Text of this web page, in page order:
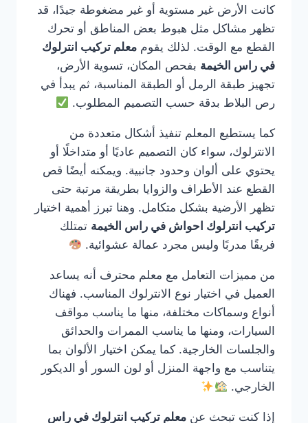
كانت الأرض غير مستوية أو غير مضغوطة جيدًا، قد
تظهر مشاكل مثل هبوط بعض المناطق أو تحرك
القطع مع الوقت. لذلك يقوم معلم تركيب انترلوك
في راس الخيمة بفحص المكان، تسوية الأرض،
تجهيز طبقة الرمل أو الطبقة المناسبة، ثم يبدأ في
رص البلاط بدقة حسب التصميم المطلوب.
كما يستطيع المعلم تنفيذ أشكال متعددة من
الانترلوك، سواء كان التصميم عاديًا أو متداخلًا أو
يحتوي على ألوان وحدود جانبية. ويمكنه أيضًا قص
القطع عند الأطراف والزوايا بطريقة مرتبة حتى
تظهر الأرضية بشكل متكامل. وهنا تبرز أهمية اختيار
تركيب انترلوك احواش في راس الخيمة تمتلك
فريقًا مدربًا وليس مجرد عمالة عشوائية.
من مميزات التعامل مع معلم محترف أنه يساعد
العميل في اختيار نوع الانترلوك المناسب. فهناك
أنواع وسماكات مختلفة، منها ما يناسب مواقف
السيارات، ومنها ما يناسب الممرات والحدائق
والجلسات الخارجية. كما يمكن اختيار الألوان بما
يتناسب مع واجهة المنزل أو لون السور أو الديكور
الخارجي.
إذا كنت تبحث عن معلم تركيب انترلوك في راس